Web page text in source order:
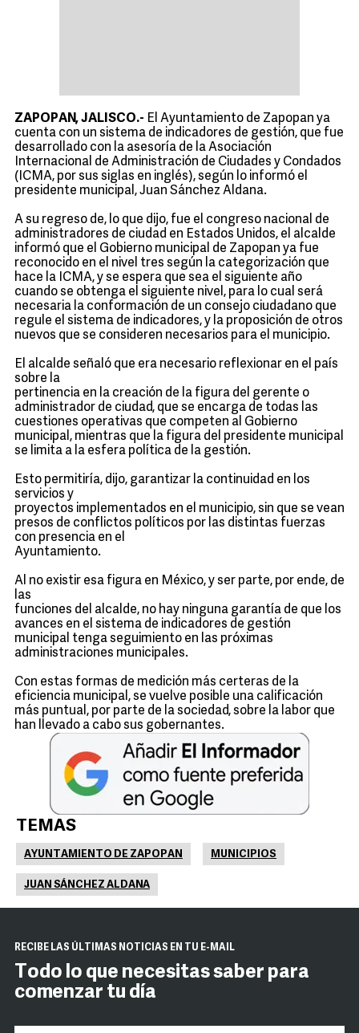
ZAPOPAN, JALISCO.- El Ayuntamiento de Zapopan ya
cuenta con un sistema de indicadores de gestión, que fue
desarrollado con la asesoría de la Asociación
Internacional de Administración de Ciudades y Condados
(ICMA, por sus siglas en inglés), según lo informó el
presidente municipal, Juan Sánchez Aldana.
A su regreso de, lo que dijo, fue el congreso nacional de
administradores de ciudad en Estados Unidos, el alcalde
informó que el Gobierno municipal de Zapopan ya fue
reconocido en el nivel tres según la categorización que
hace la ICMA, y se espera que sea el siguiente año
cuando se obtenga el siguiente nivel, para lo cual será
necesaria la conformación de un consejo ciudadano que
regule el sistema de indicadores, y la proposición de otros
nuevos que se consideren necesarios para el municipio.
El alcalde señaló que era necesario reflexionar en el país
sobre la
pertinencia en la creación de la figura del gerente o
administrador de ciudad, que se encarga de todas las
cuestiones operativas que competen al Gobierno
municipal, mientras que la figura del presidente municipal
se limita a la esfera política de la gestión.
Esto permitiría, dijo, garantizar la continuidad en los
servicios y
proyectos implementados en el municipio, sin que se vean
presos de conflictos políticos por las distintas fuerzas
con presencia en el
Ayuntamiento.
Al no existir esa figura en México, y ser parte, por ende, de
las
funciones del alcalde, no hay ninguna garantía de que los
avances en el sistema de indicadores de gestión
municipal tenga seguimiento en las próximas
administraciones municipales.
Con estas formas de medición más certeras de la
eficiencia municipal, se vuelve posible una calificación
más puntual, por parte de la sociedad, sobre la labor que
han llevado a cabo sus gobernantes.
TEMAS
AYUNTAMIENTO DE ZAPOPAN MUNICIPIOS
JUAN SÁNCHEZ ALDANA
RECIBE LAS ÚLTIMAS NOTICIAS EN TU E-MAIL
Todo lo que necesitas saber para
comenzar tu día